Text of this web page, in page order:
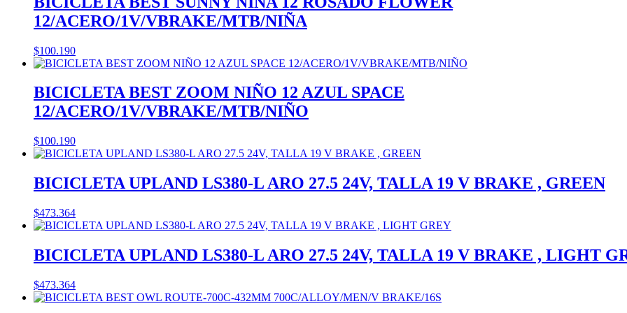
12/ACERO/1V/VBRAKE/MTB/NIÑA
$100.190
BICICLETA BEST ZOOM NIÑO 12 AZUL SPACE
12/ACERO/1V/VBRAKE/MTB/NIÑO
$100.190
BICICLETA UPLAND LS380-L ARO 27.5 24V, TALLA 19 V BRAKE , GREEN
$473.364
BICICLETA UPLAND LS380-L ARO 27.5 24V, TALLA 19 V BRAKE , LIGHT
$473.364